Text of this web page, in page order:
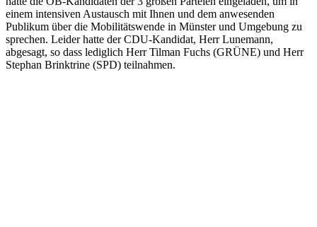
einem intensiven Austausch mit Ihnen und dem anwesenden
Publikum über die Mobilitätswende in Münster und Umgebung zu
sprechen. Leider hatte der CDU-Kandidat, Herr Lunemann,
abgesagt, so dass lediglich Herr Tilman Fuchs (GRÜNE) und Herr
Stephan Brinktrine (SPD) teilnahmen.